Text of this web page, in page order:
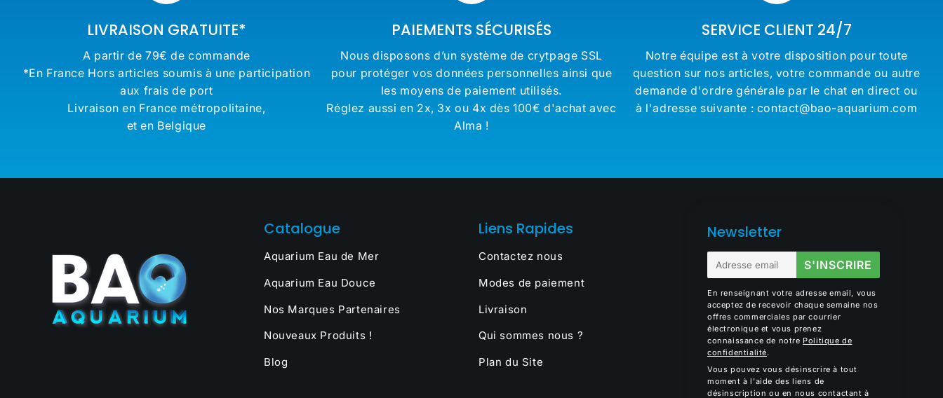
LIVRAISON GRATUITE*
A partir de 79€ de commande
*En France Hors articles soumis à une participation
aux frais de port
Livraison en France métropolitaine,
et en Belgique
PAIEMENTS SÉCURISÉS
Nous disposons d’un système de crytpage SSL
pour protéger vos données personnelles ainsi que
les moyens de paiement utilisés.
Réglez aussi en 2x, 3x ou 4x dès 100€ d'achat avec
Alma !
SERVICE CLIENT 24/7
Notre équipe est à votre disposition pour toute
question sur nos articles, votre commande ou autre
demande d'ordre générale par le chat en direct ou
à l'adresse suivante : contact@bao-aquarium.com
Catalogue
Aquarium Eau de Mer
Aquarium Eau Douce
Nos Marques Partenaires
Nouveaux Produits !
Blog
Liens Rapides
Contactez nous
Modes de paiement
Livraison
Qui sommes nous ?
Plan du Site
Newsletter
E-
mail
S'INSCRIRE
En renseignant votre adresse email, vous
acceptez de recevoir chaque semaine nos
offres commerciales par courrier
électronique et vous prenez
connaissance de notre Politique de
confidentialité.
Vous pouvez vous désinscrire à tout
moment à l'aide des liens de
désinscription ou en nous contactant à